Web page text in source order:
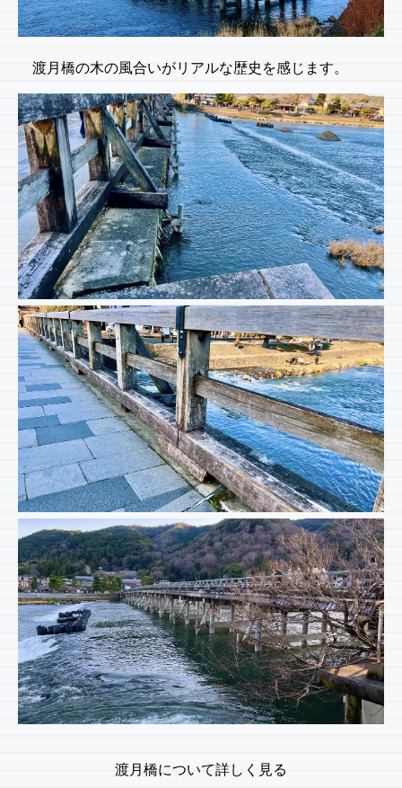
渡月橋の木の風合いがリアルな歴史を感じます。
渡月橋について詳しく見る